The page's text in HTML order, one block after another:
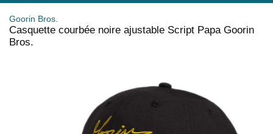
Goorin Bros.
Casquette courbée noire ajustable Script Papa Goorin
Bros.